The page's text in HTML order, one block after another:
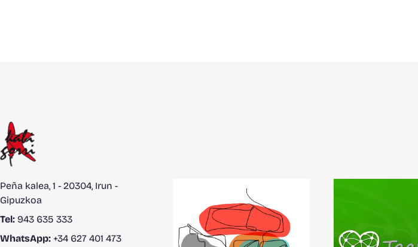
Peña kalea, 1 - 20304, Irun -
Gipuzkoa
Tel: 943 635 333
WhatsApp: +34 627 401 473